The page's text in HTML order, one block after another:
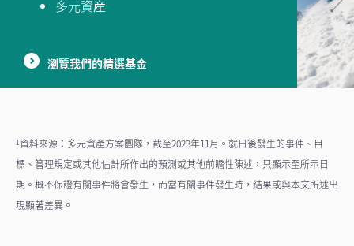
多元資産
瀏覽我們的精選基金
1資料來源：多元資產方案團隊，截至2023年11月。就日後發生的事件、目
標、管理規定或其他估計所作出的預測或其他前瞻性陳述，只顯示至所示日
期。概不保證有關事件將會發生，而當有關事件發生時，結果或與本文所述出
現顯著差異。